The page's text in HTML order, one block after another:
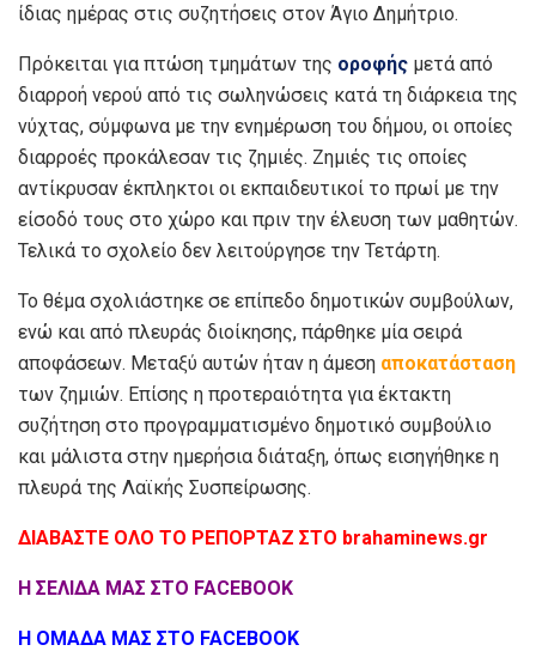
ίδιας ημέρας στις συζητήσεις στον Άγιο Δημήτριο.
Πρόκειται για πτώση τμημάτων της οροφής μετά από
διαρροή νερού από τις σωληνώσεις κατά τη διάρκεια της
νύχτας, σύμφωνα με την ενημέρωση του δήμου, οι οποίες
διαρροές προκάλεσαν τις ζημιές. Ζημιές τις οποίες
αντίκρυσαν έκπληκτοι οι εκπαιδευτικοί το πρωί με την
είσοδό τους στο χώρο και πριν την έλευση των μαθητών.
Τελικά το σχολείο δεν λειτούργησε την Τετάρτη.
Το θέμα σχολιάστηκε σε επίπεδο δημοτικών συμβούλων,
ενώ και από πλευράς διοίκησης, πάρθηκε μία σειρά
αποφάσεων. Μεταξύ αυτών ήταν η άμεση αποκατάσταση
των ζημιών. Επίσης η προτεραιότητα για έκτακτη
συζήτηση στο προγραμματισμένο δημοτικό συμβούλιο
και μάλιστα στην ημερήσια διάταξη, όπως εισηγήθηκε η
πλευρά της Λαϊκής Συσπείρωσης.
ΔΙΑΒΑΣΤΕ ΟΛΟ ΤΟ ΡΕΠΟΡΤΑΖ ΣΤΟ brahaminews.gr
Η ΣΕΛΙΔΑ ΜΑΣ ΣΤΟ FACEBOOK
Η ΟΜΑΔΑ ΜΑΣ ΣΤΟ FACEBOOK